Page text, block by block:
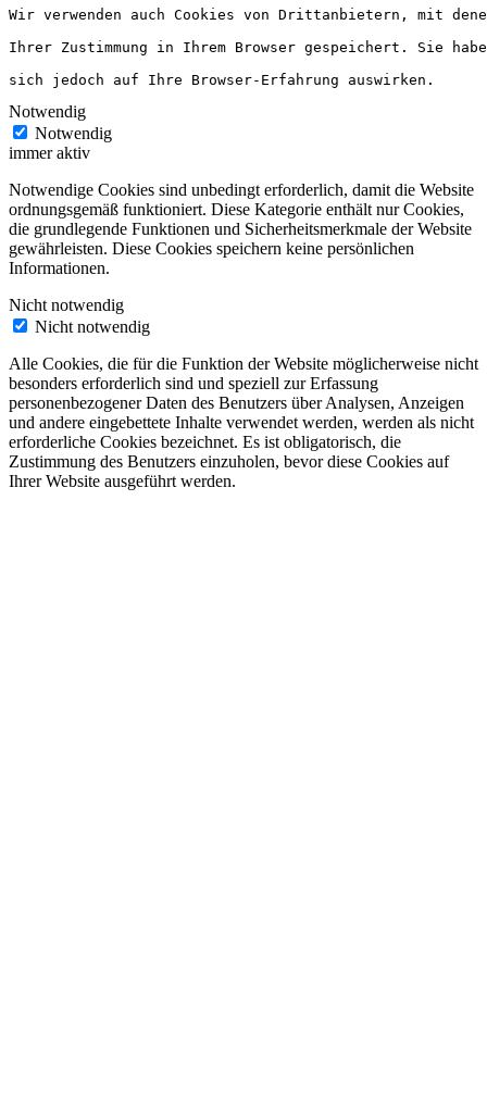
Wir verwenden auch Cookies von Drittanbietern, mit
Ihrer Zustimmung in Ihrem Browser gespeichert. Sie
sich jedoch auf Ihre Browser-Erfahrung auswirken.
Notwendig
Notwendig
immer aktiv
Notwendige Cookies sind unbedingt erforderlich, damit die Website
ordnungsgemäß funktioniert. Diese Kategorie enthält nur Cookies,
die grundlegende Funktionen und Sicherheitsmerkmale der Website
gewährleisten. Diese Cookies speichern keine persönlichen
Informationen.
Nicht notwendig
Nicht notwendig
Alle Cookies, die für die Funktion der Website möglicherweise nicht
besonders erforderlich sind und speziell zur Erfassung
personenbezogener Daten des Benutzers über Analysen, Anzeigen
und andere eingebettete Inhalte verwendet werden, werden als nicht
erforderliche Cookies bezeichnet. Es ist obligatorisch, die
Zustimmung des Benutzers einzuholen, bevor diese Cookies auf
Ihrer Website ausgeführt werden.